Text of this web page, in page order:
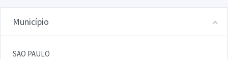
Município
SAO PAULO